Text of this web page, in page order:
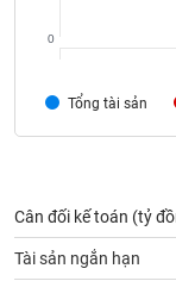
Tổng tài sản
0
Cân đối kế toán (tỷ
Tài sản ngắn hạn
tác
tích
(-)